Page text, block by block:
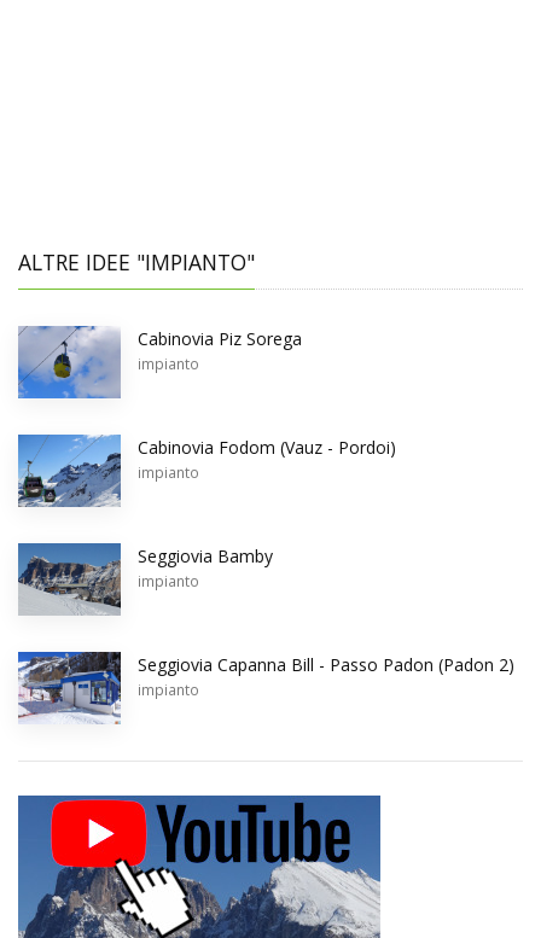
ALTRE IDEE "IMPIANTO"
Cabinovia Piz Sorega
impianto
Cabinovia Fodom (Vauz - Pordoi)
impianto
Seggiovia Bamby
impianto
Seggiovia Capanna Bill - Passo Padon (Padon 2)
impianto